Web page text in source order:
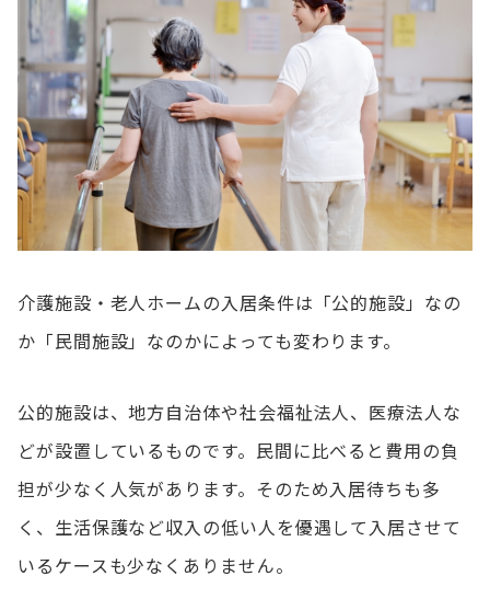
介護施設・老人ホームの入居条件は「公的施設」なの
か「民間施設」なのかによっても変わります。
公的施設は、地方自治体や社会福祉法人、医療法人な
どが設置しているものです。民間に比べると費用の負
担が少なく人気があります。そのため入居待ちも多
く、生活保護など収入の低い人を優遇して入居させて
いるケースも少なくありません。